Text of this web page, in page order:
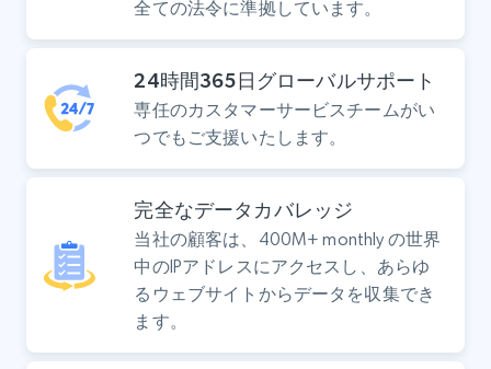
全ての法令に準拠しています。
24時間365日グローバルサポート
専任のカスタマーサービスチームがい
つでもご支援いたします。
完全なデータカバレッジ
当社の顧客は、400M+ monthly の世界
中のIPアドレスにアクセスし、あらゆ
るウェブサイトからデータを収集でき
ます。